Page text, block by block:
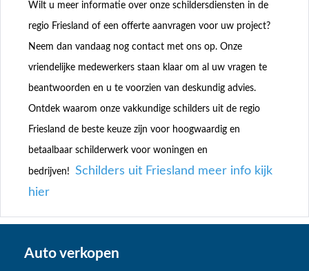
Wilt u meer informatie over onze schildersdiensten in de
regio Friesland of een offerte aanvragen voor uw project?
Neem dan vandaag nog contact met ons op. Onze
vriendelijke medewerkers staan klaar om al uw vragen te
beantwoorden en u te voorzien van deskundig advies.
Ontdek waarom onze vakkundige schilders uit de regio
Friesland de beste keuze zijn voor hoogwaardig en
betaalbaar schilderwerk voor woningen en
bedrijven! Schilders uit Friesland meer info kijk
hier
Auto verkopen